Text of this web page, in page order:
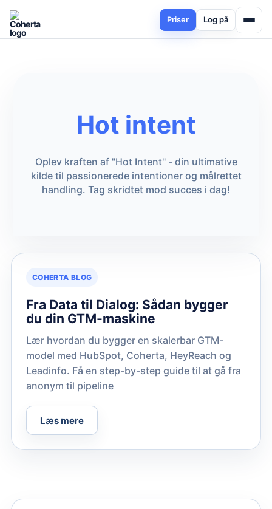
Priser Log på
Hot intent
Oplev kraften af "Hot Intent" - din ultimative
kilde til passionerede intentioner og målrettet
handling. Tag skridtet mod succes i dag!
COHERTA BLOG
Fra Data til Dialog: Sådan bygger
du din GTM-maskine
Lær hvordan du bygger en skalerbar GTM-
model med HubSpot, Coherta, HeyReach og
Leadinfo. Få en step-by-step guide til at gå fra
anonym til pipeline
Læs mere